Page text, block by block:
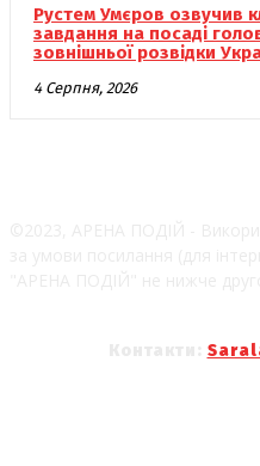
Рустем Умєров озвучив
завдання на посаді
зовнішньої розвідки
4 Серпня, 2026